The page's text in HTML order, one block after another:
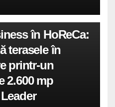
în HoReCa:
terasele în
printr-un
2.600 mp